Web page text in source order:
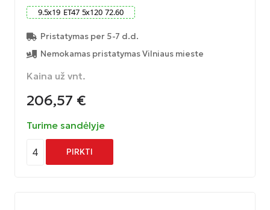
9.5x19 ET47 5x120 72.60
Pristatymas per 5-7 d.d.
Nemokamas pristatymas Vilniaus mieste
Kaina už vnt.
206,57 €
Turime sandėlyje
4 PIRKTI